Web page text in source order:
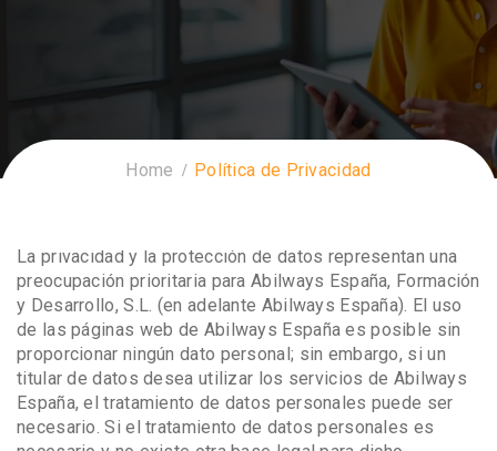
Home Política de Privacidad
La privacidad y la protección de datos representan una
preocupación prioritaria para Abilways España, Formación
y Desarrollo, S.L. (en adelante Abilways España). El uso
de las páginas web de Abilways España es posible sin
proporcionar ningún dato personal; sin embargo, si un
titular de datos desea utilizar los servicios de Abilways
España, el tratamiento de datos personales puede ser
necesario. Si el tratamiento de datos personales es